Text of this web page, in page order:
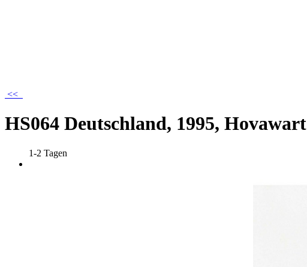
<<
HS064 Deutschland, 1995, Hovawart
1-2 Tagen